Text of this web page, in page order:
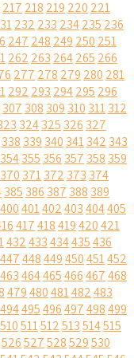
217 218 219 220 221
232 233 234235 236
247 248 249 250 251
262 263 264265 266
277 278 279 280 281
292 293 294295 296
307 308 309 310 311312
324325 326 327
338 339 340 341342 343
354355 356 357 358 359
370 371372 373 374
385 386 387 388 389
400401402403404405
417418419420421
432433434435436
447448449450451452
463464465466467468
479480481482483
494495496497498499
510511512513514515
526527528529530